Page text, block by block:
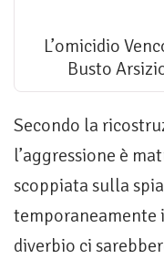
L’omicidio
Busto
Secondo la
l’aggressione è
scoppiata sulla
temporaneamente
diverbio ci